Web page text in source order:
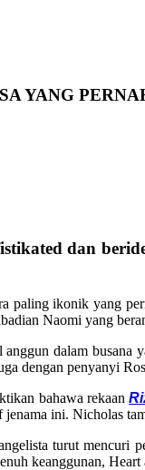
YANG
dan
paling ikonik yang
Naomi yang
dalam busana
dengan penyanyi
bahawa rekaan
ini. Nicholas
turut mencuri
keanggunan,